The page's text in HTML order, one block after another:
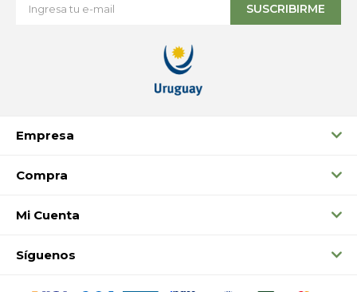
Empresa
Compra
Mi Cuenta
Síguenos
SUSCRIBIRME